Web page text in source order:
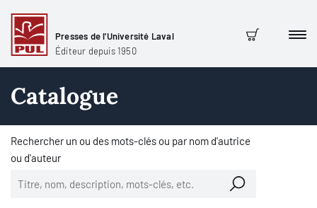
Presses de l'Université Laval
Éditeur depuis 1950
Panier
Catalogue
Rechercher un ou des mots-clés ou par nom d'autrice
ou d'auteur